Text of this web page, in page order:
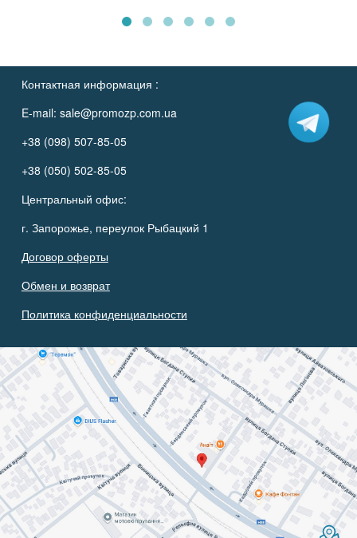
Контактная информация :
E-mail: sale@promozp.com.ua
+38 (098) 507-85-05
+38 (050) 502-85-05
Центральный офис:
г. Запорожье, переулок Рыбацкий 1
Договор оферты
Обмен и возврат
Политика конфиденциальности